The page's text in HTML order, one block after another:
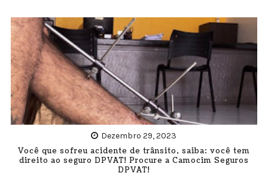
Dezembro 29, 2023
Você que sofreu acidente de trânsito, saiba: você tem
direito ao seguro DPVAT! Procure a Camocim Seguros
DPVAT!